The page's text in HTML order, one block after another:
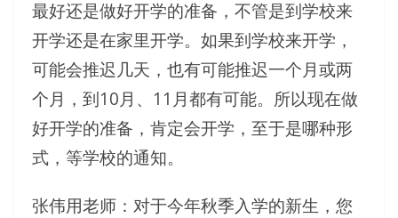
最好还是做好开学的准备，不管是到学校来
开学还是在家里开学。如果到学校来开学，
可能会推迟几天，也有可能推迟一个月或两
个月，到10月、11月都有可能。所以现在做
好开学的准备，肯定会开学，至于是哪种形
式，等学校的通知。
张伟用老师：对于今年秋季入学的新生，您